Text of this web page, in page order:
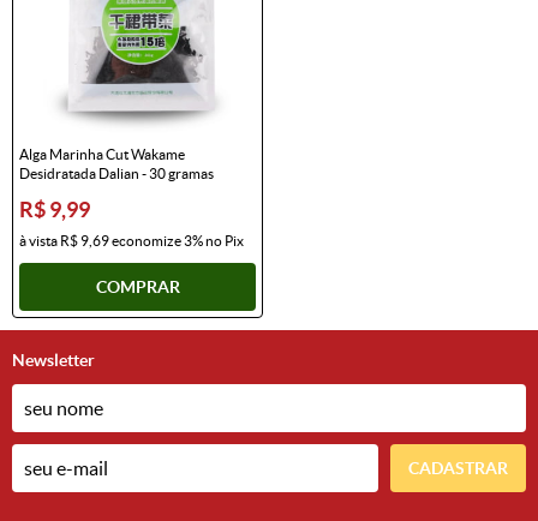
Alga Marinha Cut Wakame
Desidratada Dalian - 30 gramas
R$ 9,99
à vista R$ 9,69economize3%no Pix
COMPRAR
Newsletter
CADASTRAR